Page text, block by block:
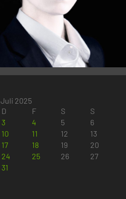
Juli 2025
D F S
S
3 4 5
6
10 11 12
13
17 18 19
20
24 25 26
27
31